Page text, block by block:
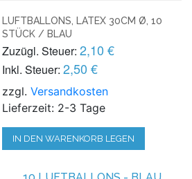
LUFTBALLONS, LATEX 30CM Ø, 10
STÜCK / BLAU
Zuzügl. Steuer: 2,10 €
Inkl. Steuer: 2,50 €
zzgl.Versandkosten
Lieferzeit: 2-3 Tage
IN DEN WARENKORB LEGEN